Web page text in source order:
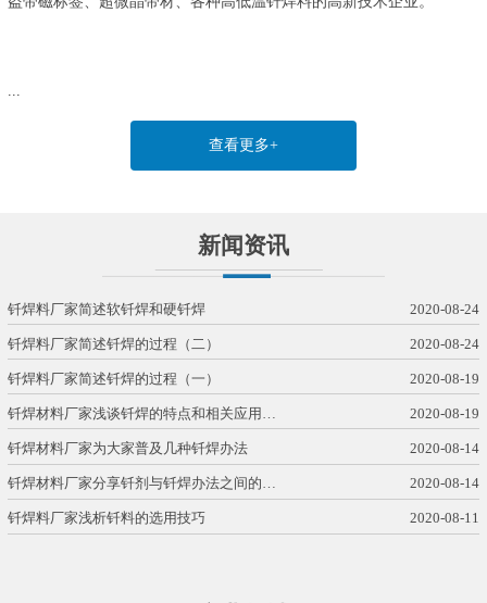
查看更多+
新闻资讯
钎焊料厂家简述软钎焊和硬钎焊 2020-08-24
钎焊料厂家简述钎焊的过程（二） 2020-08-24
钎焊料厂家简述钎焊的过程（一） 2020-08-19
钎焊材料厂家浅谈钎焊的特点和相关应用… 2020-08-19
钎焊材料厂家为大家普及几种钎焊办法 2020-08-14
钎焊材料厂家分享钎剂与钎焊办法之间的… 2020-08-14
钎焊料厂家浅析钎料的选用技巧 2020-08-11